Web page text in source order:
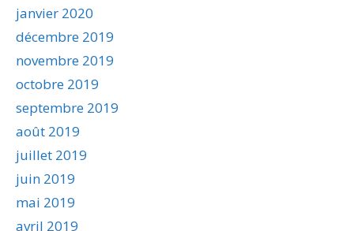
janvier 2020
décembre 2019
novembre 2019
octobre 2019
septembre 2019
août 2019
juillet 2019
juin 2019
mai 2019
avril 2019